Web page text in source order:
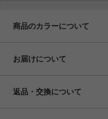
商品のカラーについて
お届けについて
返品・交換について